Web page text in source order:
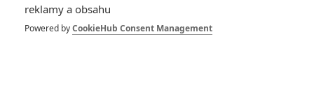
Spider-Man: Zbrusu nový den – Podle recenzí máme čekat
reklamy a obsahu
Powered byCookieHub Consent Management